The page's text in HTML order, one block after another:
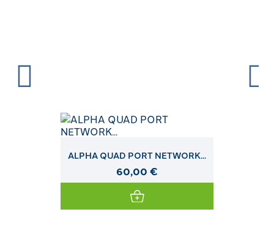
ALPHA QUAD PORT NETWORK...
60,00 €